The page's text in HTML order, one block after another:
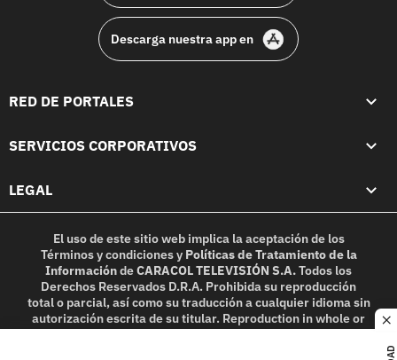
Descarga nuestra app en
RED DE PORTALES
SERVICIOS CORPORATIVOS
LEGAL
El uso de este sitio web implica la aceptación de los
Términos y condicionesy Políticas de Tratamiento de la
InformacióndeCARACOL TELEVISIÓN S.A.Todos los
Derechos Reservados D.R.A. Prohibida su reproducción
total o parcial, así como su traducción a cualquier idioma sin
autorización escrita de su titular. Reproduction in whole or
in part, or translation without written permission is